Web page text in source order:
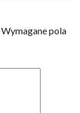
Wymagane pola